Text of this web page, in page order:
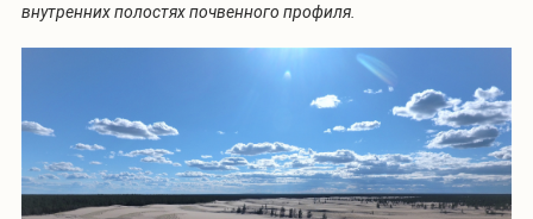
внутренних полостях почвенного профиля.